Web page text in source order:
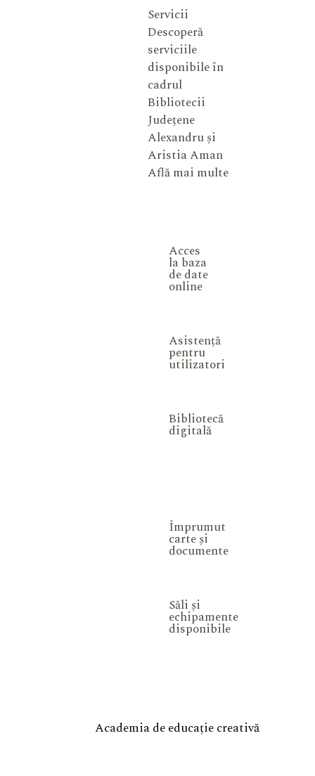
Servicii
Descoperă
serviciile
disponibile în
cadrul
Bibliotecii
Județene
Alexandru și
Aristia Aman
Află mai multe
Acces
la baza
de date
online
Asistență
pentru
utilizatori
Bibliotecă
digitală
Împrumut
carte și
documente
Săli și
echipamente
disponibile
Academia de educație creativă